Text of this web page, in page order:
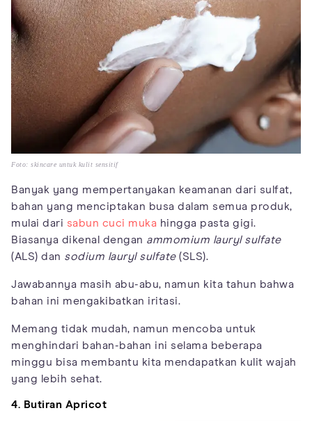
Foto: skincare untuk kulit sensitif
Banyak yang mempertanyakan keamanan dari sulfat,
bahan yang menciptakan busa dalam semua produk,
mulai dari sabun cuci muka hingga pasta gigi.
Biasanya dikenal dengan ammomium lauryl sulfate
(ALS) dan sodium lauryl sulfate(SLS).
Jawabannya masih abu-abu, namun kita tahun bahwa
bahan ini mengakibatkan iritasi.
Memang tidak mudah, namun mencoba untuk
menghindari bahan-bahan ini selama beberapa
minggu bisa membantu kita mendapatkan kulit wajah
yang lebih sehat.
4. Butiran Apricot